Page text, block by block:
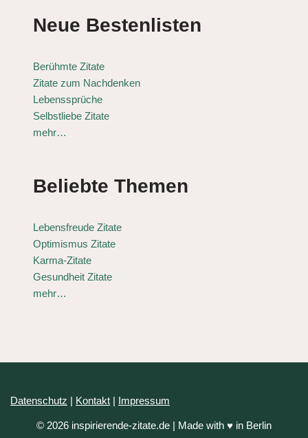
Neue Bestenlisten
Berühmte Zitate
Zitate zum Nachdenken
Lebenssprüche
Selbstliebe Zitate
mehr…
Beliebte Themen
Lebensfreude Zitate
Optimismus Zitate
Karma-Zitate
Gesundheit Zitate
mehr…
Datenschutz | Kontakt | Impressum
© 2026 inspirierende-zitate.de | Made with ♥ in Berlin